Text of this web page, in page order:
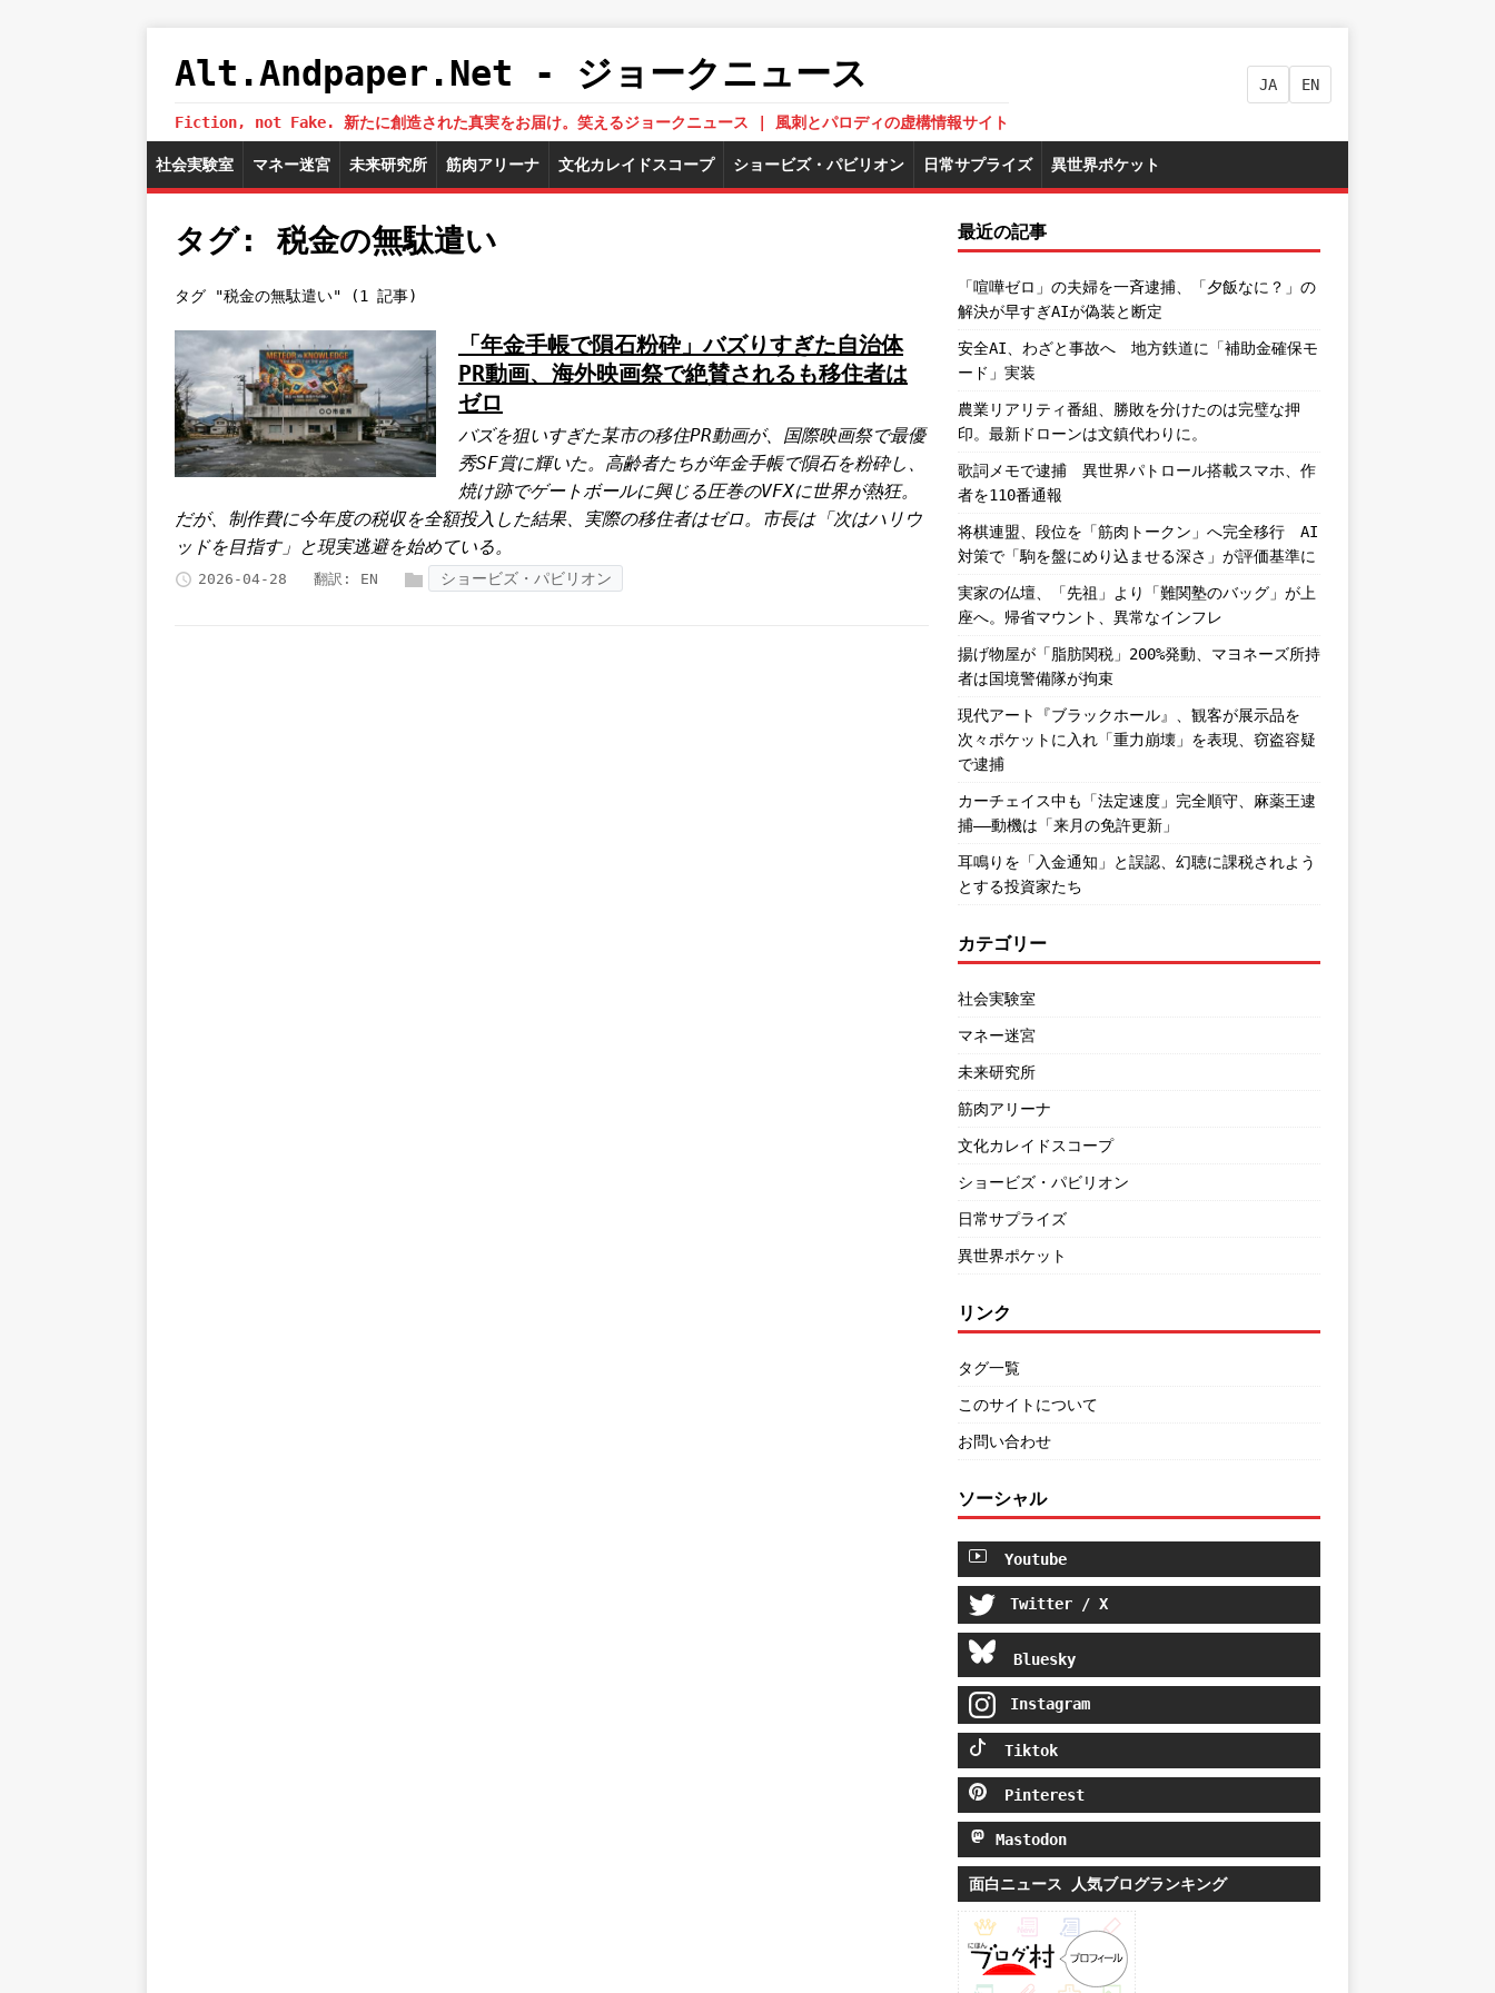
Alt.Andpaper.Net - ジョークニュース
Fiction, not Fake. 新たに創造された真実をお届け。笑えるジョークニュース | 風刺とパロディの虚構情報サイト
JA EN
社会実験室 マネー迷宮 未来研究所 筋肉アリーナ 文化カレイドスコープ ショービズ・パビリオン 日常サプライズ 異世界ポケット
タグ: 税金の無駄遣い
タグ "税金の無駄遣い" (1 記事)
「年金手帳で隕石粉砕」バズりすぎた自治体
PR動画、海外映画祭で絶賛されるも移住者は
ゼロ
バズを狙いすぎた某市の移住PR動画が、国際映画祭で最優
秀SF賞に輝いた。高齢者たちが年金手帳で隕石を粉砕し、
焼け跡でゲートボールに興じる圧巻のVFXに世界が熱狂。
だが、制作費に今年度の税収を全額投入した結果、実際の移住者はゼロ。市長は「次はハリウ
ッドを目指す」と現実逃避を始めている。
2026-04-28 翻訳: EN ショービズ・パビリオン
最近の記事
「喧嘩ゼロ」の夫婦を一斉逮捕、「夕飯なに？」の
解決が早すぎAIが偽装と断定
安全AI、わざと事故へ 地方鉄道に「補助金確保モ
ード」実装
農業リアリティ番組、勝敗を分けたのは完璧な押
印。最新ドローンは文鎮代わりに。
歌詞メモで逮捕 異世界パトロール搭載スマホ、作
者を110番通報
将棋連盟、段位を「筋肉トークン」へ完全移行 AI
対策で「駒を盤にめり込ませる深さ」が評価基準に
実家の仏壇、「先祖」より「難関塾のバッグ」が上
座へ。帰省マウント、異常なインフレ
揚げ物屋が「脂肪関税」200%発動、マヨネーズ所持
者は国境警備隊が拘束
現代アート『ブラックホール』、観客が展示品を
次々ポケットに入れ「重力崩壊」を表現、窃盗容疑
で逮捕
カーチェイス中も「法定速度」完全順守、麻薬王逮
捕――動機は「来月の免許更新」
耳鳴りを「入金通知」と誤認、幻聴に課税されよう
とする投資家たち
カテゴリー
社会実験室
マネー迷宮
未来研究所
筋肉アリーナ
文化カレイドスコープ
ショービズ・パビリオン
日常サプライズ
異世界ポケット
リンク
タグ一覧
このサイトについて
お問い合わせ
ソーシャル
Youtube
Twitter / X
Bluesky
Instagram
Tiktok
Pinterest
Mastodon
面白ニュース 人気ブログランキング